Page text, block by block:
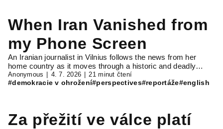
When Iran Vanished from
my Phone Screen
An Iranian journalist in Vilnius follows the news from her
home country as it moves through a historic and deadly…
Anonymous 4. 7. 2026 21 minut čtení
#demokracie v ohrožení#perspectives#reportáže#english
Za přežití ve válce platí